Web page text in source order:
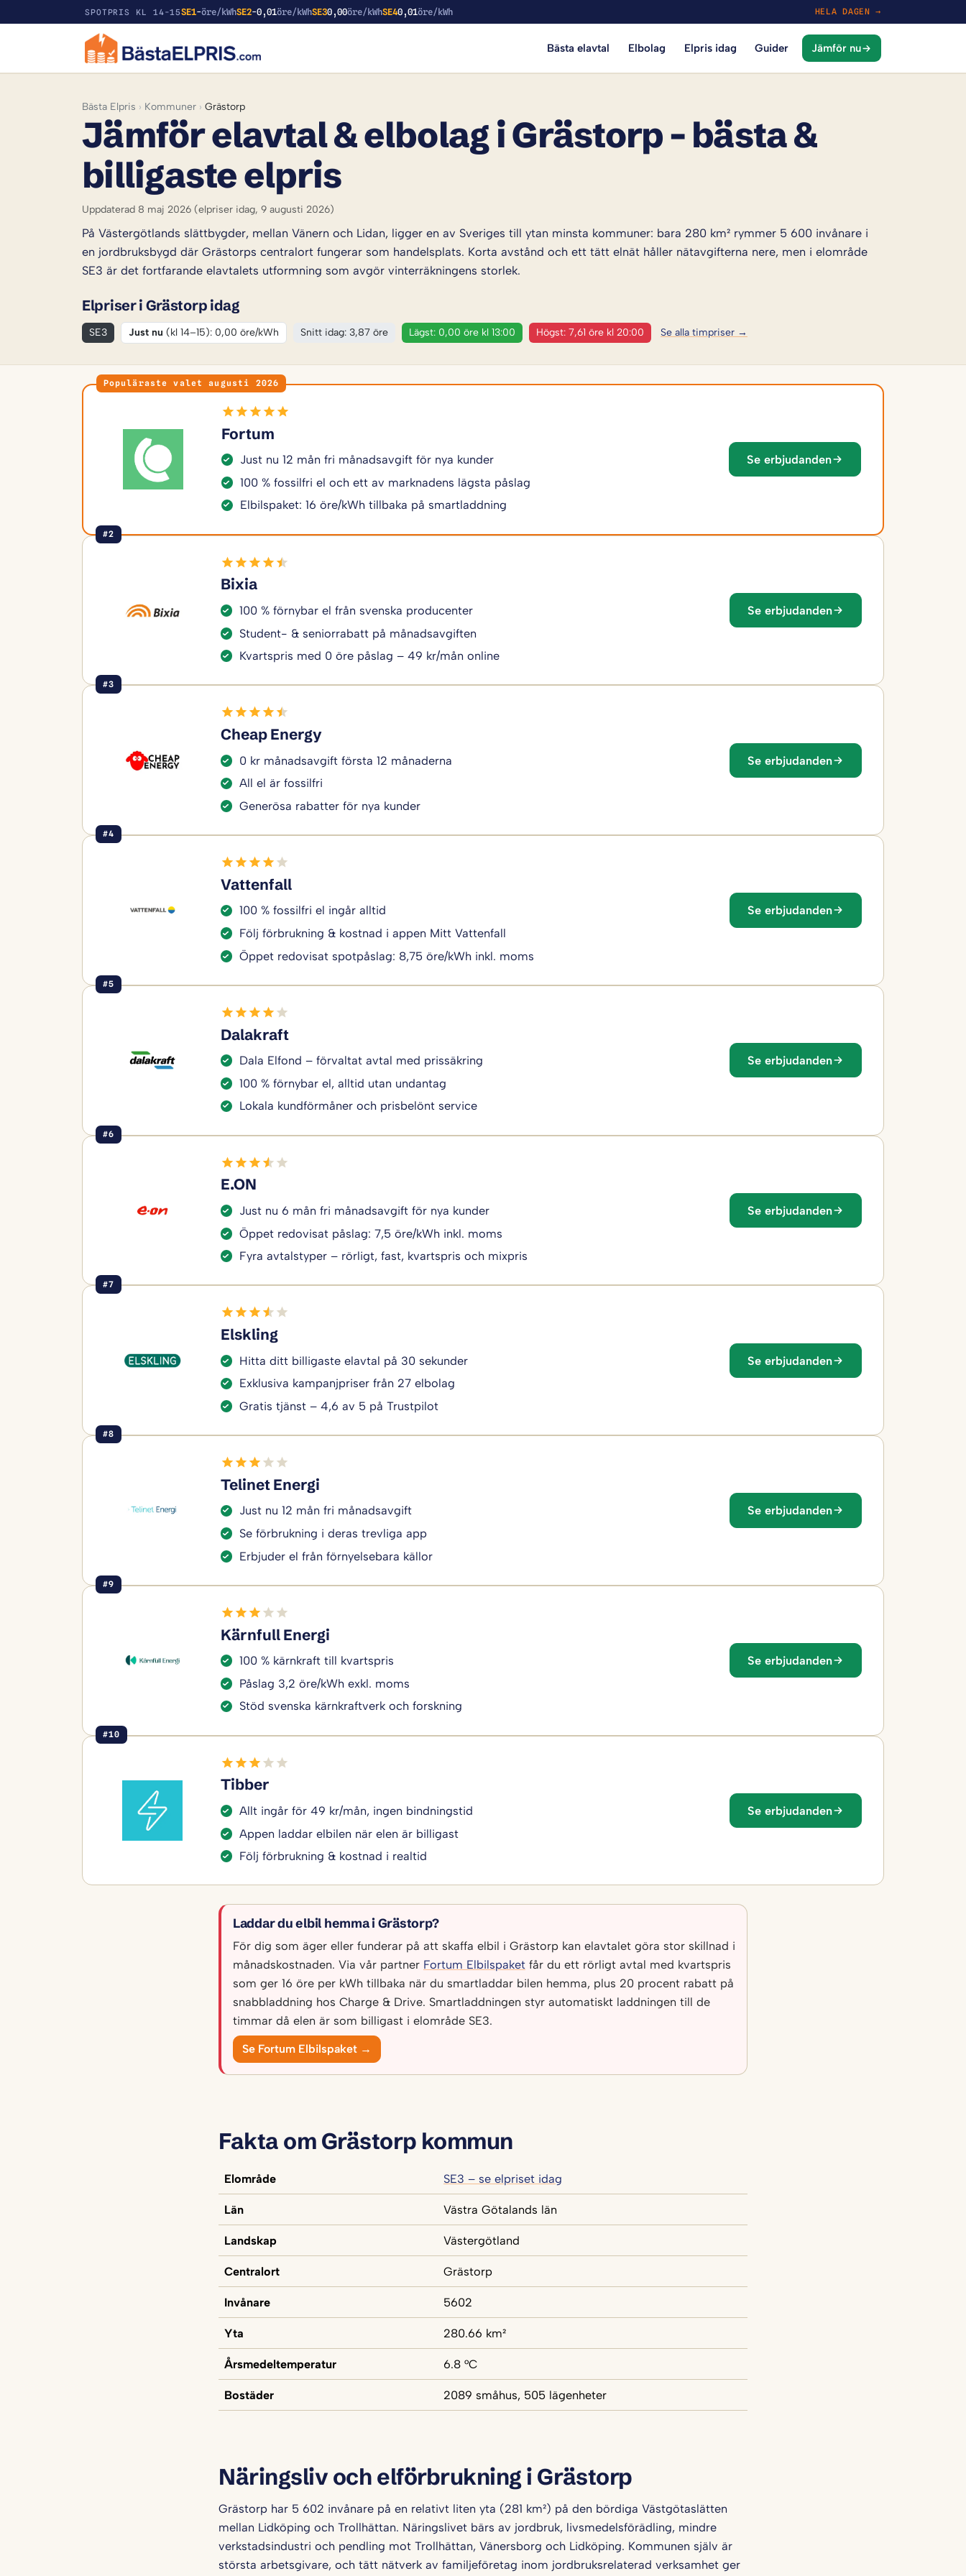
SPOTPRIS KL 14-15SE1-öre/kWhSE2-0,01öre/kWhSE30,00öre/kWhSE40,01öre/kWh HELA DAGEN →
Bästa elavtal Elbolag Elpris idag Guider Jämför nu
Bästa Elpris › Kommuner › Grästorp
Jämför elavtal & elbolag i Grästorp – bästa &
billigaste elpris
Uppdaterad 8 maj 2026 (elpriser idag, 9 augusti 2026)
På Västergötlands slättbygder, mellan Vänern och Lidan, ligger en av Sveriges till ytan minsta kommuner: bara 280 km² rymmer 5 600 invånare i
en jordbruksbygd där Grästorps centralort fungerar som handelsplats. Korta avstånd och ett tätt elnät håller nätavgifterna nere, men i elområde
SE3 är det fortfarande elavtalets utformning som avgör vinterräkningens storlek.
Elpriser i Grästorp idag
SE3 Just nu (kl 14–15): 0,00 öre/kWh Snitt idag: 3,87 öre Lägst: 0,00 öre kl 13:00 Högst: 7,61 öre kl 20:00 Se alla timpriser →
Populäraste valet augusti 2026
Fortum
Just nu 12 mån fri månadsavgift för nya kunder
100 % fossilfri el och ett av marknadens lägsta påslag
Elbilspaket: 16 öre/kWh tillbaka på smartladdning
Se erbjudanden
#2
Bixia
100 % förnybar el från svenska producenter
Student- & seniorrabatt på månadsavgiften
Kvartspris med 0 öre påslag – 49 kr/mån online
Se erbjudanden
#3
Cheap Energy
0 kr månadsavgift första 12 månaderna
All el är fossilfri
Generösa rabatter för nya kunder
Se erbjudanden
#4
Vattenfall
100 % fossilfri el ingår alltid
Följ förbrukning & kostnad i appen Mitt Vattenfall
Öppet redovisat spotpåslag: 8,75 öre/kWh inkl. moms
Se erbjudanden
#5
Dalakraft
Dala Elfond – förvaltat avtal med prissäkring
100 % förnybar el, alltid utan undantag
Lokala kundförmåner och prisbelönt service
Se erbjudanden
#6
E.ON
Just nu 6 mån fri månadsavgift för nya kunder
Öppet redovisat påslag: 7,5 öre/kWh inkl. moms
Fyra avtalstyper – rörligt, fast, kvartspris och mixpris
Se erbjudanden
#7
Elskling
Hitta ditt billigaste elavtal på 30 sekunder
Exklusiva kampanjpriser från 27 elbolag
Gratis tjänst – 4,6 av 5 på Trustpilot
Se erbjudanden
#8
Telinet Energi
Just nu 12 mån fri månadsavgift
Se förbrukning i deras trevliga app
Erbjuder el från förnyelsebara källor
Se erbjudanden
#9
Kärnfull Energi
100 % kärnkraft till kvartspris
Påslag 3,2 öre/kWh exkl. moms
Stöd svenska kärnkraftverk och forskning
Se erbjudanden
#10
Tibber
Allt ingår för 49 kr/mån, ingen bindningstid
Appen laddar elbilen när elen är billigast
Följ förbrukning & kostnad i realtid
Se erbjudanden
Laddar du elbil hemma i Grästorp?
För dig som äger eller funderar på att skaffa elbil i Grästorp kan elavtalet göra stor skillnad i
månadskostnaden. Via vår partner Fortum Elbilspaket får du ett rörligt avtal med kvartspris
som ger 16 öre per kWh tillbaka när du smartladdar bilen hemma, plus 20 procent rabatt på
snabbladdning hos Charge & Drive. Smartladdningen styr automatiskt laddningen till de
timmar då elen är som billigast i elområde SE3.
Se Fortum Elbilspaket →
Fakta om Grästorp kommun
Elområde SE3 – se elpriset idag
Län Västra Götalands län
Landskap Västergötland
Centralort Grästorp
Invånare 5602
Yta 280.66 km²
Årsmedeltemperatur 6.8 °C
Bostäder 2089 småhus, 505 lägenheter
Näringsliv och elförbrukning i Grästorp
Grästorp har 5 602 invånare på en relativt liten yta (281 km²) på den bördiga Västgötaslätten
mellan Lidköping och Trollhättan. Näringslivet bärs av jordbruk, livsmedelsförädling, mindre
verkstadsindustri och pendling mot Trollhättan, Vänersborg och Lidköping. Kommunen själv är
största arbetsgivare, och tätt nätverk av familjeföretag inom jordbruksrelaterad verksamhet ger